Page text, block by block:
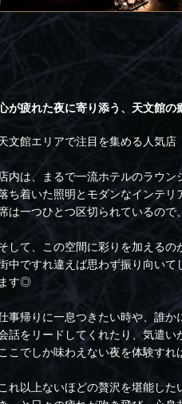
が疲れた夜に寄り添う、天文館
文館エリアで注目を集める人気店
内は、まるで一流ホテルのラウン
ち着いた照明とモダンなインテ
は一つひとつ区切られているの
して、この空間に彩りを加えるの
中ですれ違えば思わず振り向い
ます◎
事帰りに一息つきたい時や、誰か
話をリードしてくれたり、気遣
こでしか味わえない夜を体験すれ
れ以上ないほどの贅沢を堪能し